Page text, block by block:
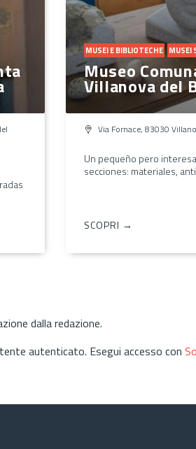
MUSEI E BIBLIOTECHE MUSEI
Museo
Villanova del
Via Fornace, 83030
Un pequeño pero
secciones: materiales,
SCOPRI →
dalla redazione.
autenticato. Esegui accesso con